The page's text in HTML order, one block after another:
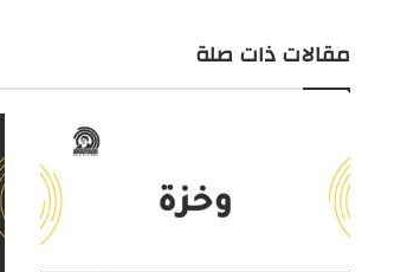
مقالات ذات صلة